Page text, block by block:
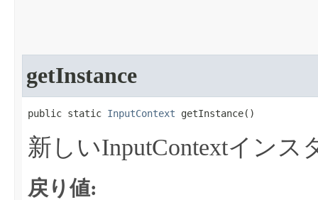
getInstance
public static InputContext getInstance​()
新しいInputContextイン
戻り値: